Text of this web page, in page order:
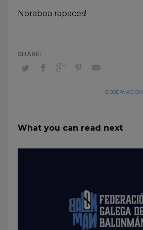
Noraboa rapaces!
OBSERVACIÓN
What you can read next